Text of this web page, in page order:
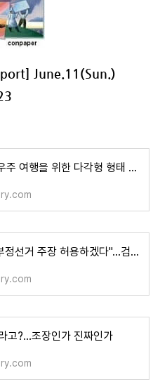
June.11 (Sun.)
[로봇의 진화] 우주 여행을 위한 다각형 형태 3D 변환 로봇 VIDEO: Mori3: A polygon shape-shifting robot for sp
유튜브, "대선 부정선거 주장 허용하겠다"...검열 방침 철회 An update on our approach to US election misinfor
고?...조장인가 진짜인가